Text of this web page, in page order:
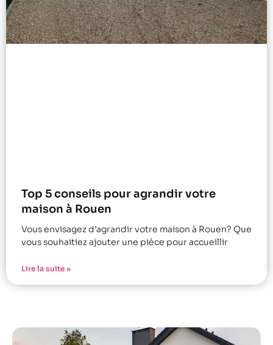
Top 5 conseils pour agrandir votre
maison à Rouen
Vous envisagez d’agrandir votre maison à Rouen? Que
vous souhaitiez ajouter une pièce pour accueillir
Lire la suite »